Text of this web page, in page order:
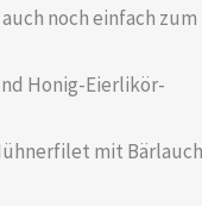
noch einfach zum
Honig-Eierlikör-
mit